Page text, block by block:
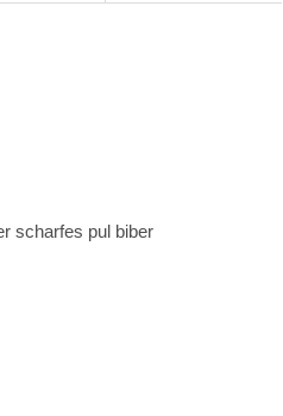
scharfes pul biber